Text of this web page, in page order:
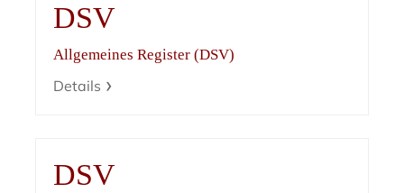
DSV
Allgemeines Register (DSV)
Details
DSV